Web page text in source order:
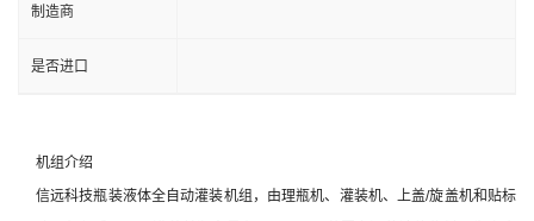
制造商
是否进口
机组介绍
信远科技瓶装液体全自动灌装机组，由理瓶机、灌装机、上盖/旋盖机和贴标